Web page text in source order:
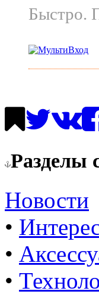
Быстро.
Разделы
Новости
•
•
•